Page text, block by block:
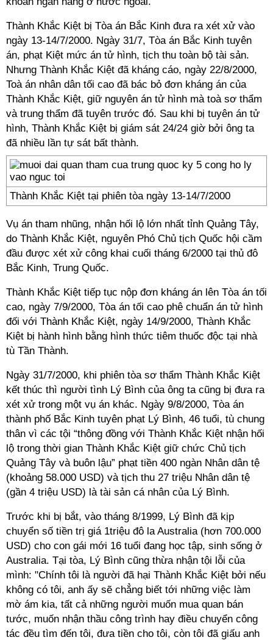
Thành Khắc Kiệt bị Tòa án Bắc Kinh đưa ra xét xử vào
ngày 13-14/7/2000. Ngày 31/7, Tòa án Bắc Kinh tuyên
án, phạt Kiệt mức án tử hình, tịch thu toàn bộ tài sản.
Nhưng Thành Khắc Kiệt đã kháng cáo, ngày 22/8/2000,
Toà án nhân dân tối cao đã bác bỏ đơn kháng án của
Thành Khắc Kiệt, giữ nguyên án tử hình mà toà sơ thẩm
và trung thẩm đã tuyên trước đó. Sau khi bị tuyên án tử
hình, Thành Khắc Kiệt bị giám sát 24/24 giờ bởi ông ta
đã nhiều lần tự sát bất thành.
Thành Khắc Kiệt tại phiên tòa ngày 13-14/7/2000
Vụ án tham nhũng, nhận hối lộ lớn nhất tỉnh Quảng Tây,
do Thành Khắc Kiệt, nguyên Phó Chủ tịch Quốc hội cầm
đầu được xét xử công khai cuối tháng 6/2000 tại thủ đô
Bắc Kinh, Trung Quốc.
Thành Khắc Kiệt tiếp tục nộp đơn kháng án lên Tòa án tối
cao, ngày 7/9/2000, Tòa án tối cao phê chuẩn án tử hình
đối với Thành Khắc Kiệt, ngày 14/9/2000, Thành Khắc
Kiệt bị hành hình bằng hình thức tiêm thuốc độc tại nhà
tù Tần Thành.
Ngày 31/7/2000, khi phiên tòa sơ thẩm Thành Khắc Kiệt
kết thúc thì người tình Lý Bình của ông ta cũng bị đưa ra
xét xử trong một vụ án khác. Ngày 9/8/2000, Tòa án
thành phố Bắc Kinh tuyên phạt Lý Bình, 46 tuổi, tù chung
thân vì các tội “thông đồng với Thành Khắc Kiệt nhận hối
lộ trong thời gian Thành Khắc Kiệt giữ chức Chủ tịch
Quảng Tây và buôn lậu” phạt tiền 400 ngàn Nhân dân tệ
(khoảng 58.000 USD) và tịch thu 27 triệu Nhân dân tệ
(gần 4 triệu USD) là tài sản cá nhân của Lý Bình.
Trước khi bị bắt, vào tháng 8/1999, Lý Bình đã kịp
chuyển số tiền trị giá 1triệu đô la Australia (hơn 700.000
USD) cho con gái mới 16 tuổi đang học tập, sinh sống ở
Australia. Tại tòa, Lý Bình cũng thừa nhận tội lỗi của
mình: "Chính tôi là người đã hại Thành Khắc Kiệt bởi nếu
không có tôi, anh ấy sẽ chẳng biết tới những việc làm
mờ ám kia, tất cả những người muốn mua quan bán
tước, muốn nhận thầu công trình hay điều chuyển công
tác đều tìm đến tôi, đưa tiền cho tôi, còn tôi đã giấu anh